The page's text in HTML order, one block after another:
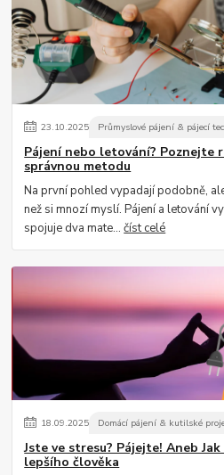
23.10.2025 Průmyslové pájení & pájecí
Pájení nebo letování? Poznejte
správnou metodu
Na první pohled vypadají podobně,
než si mnozí myslí. Pájení a letování
spojuje dva mate...číst celé
18.09.2025 Domácí pájení & kutilské
Jste ve stresu? Pájejte! Aneb
lepšího člověka